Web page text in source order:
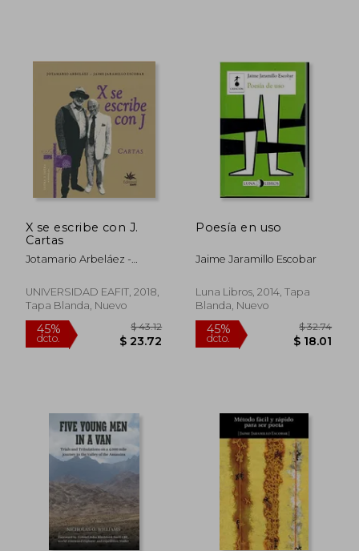
45%
dcto. $ 29.61
45%
dcto.
45%
dcto. $ 44.29
45%
dcto.
X se escribe con J.
Cartas
Jotamario Arbeláez -
UNIVERSIDAD EAFIT, 2018,
Tapa Blanda, Nuevo
Poesía en uso
Jaime Jaramillo Escobar
Luna Libros, 2014, Tapa
Blanda, Nuevo